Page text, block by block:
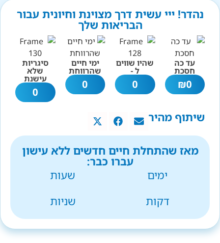
נהדר! ייי עשית דרך מצוינת וחיונית עבור
הבריאות שלך
עד כה
חסכת
0
₪
שהיו שווים
ל -
0
ימי חיים
שהרווחת
0
סיגריות
שלא
עישנת
0
שיתוף מהיר
מאז שהתחלת חיים חדשים ללא עישון
עברו כבר:
ימים
שעות
דקות
שניות